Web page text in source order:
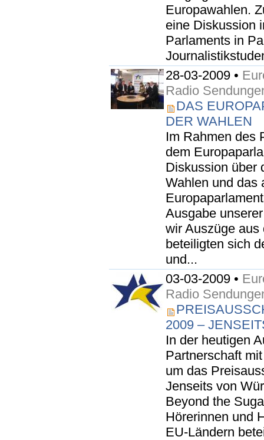
Europawahlen.
eine Diskussion
Parlaments in
28-03-2009 •
Radio
DAS
DER WAHLEN
Im Rahmen des
dem
Diskussion über
Wahlen und das
Ausgabe
wir Auszüge
beteiligten sich
und...
03-03-2009 •
Radio
2009 –
In der heutigen
Partnerschaft
um das
Jenseits von
Beyond the
Hörerinnen und
EU-Ländern